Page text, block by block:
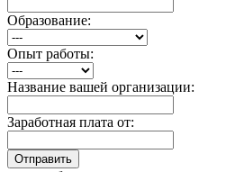
Образование:
Опыт работы:
Название вашей организации:
Заработная плата от:
Отправить